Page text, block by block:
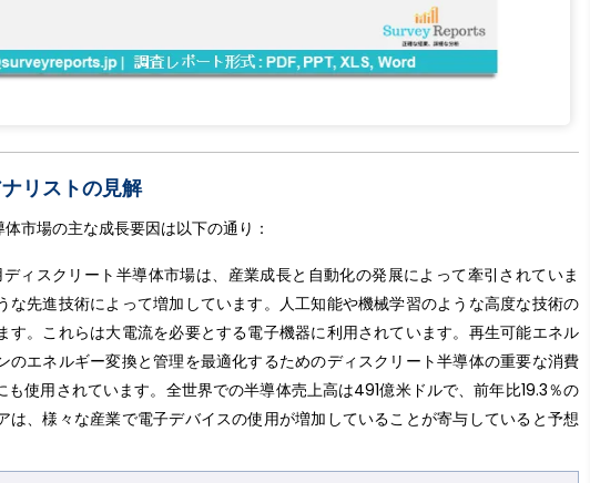
リストの見解
市場の主な成長要因は以下の通り：
ィスクリート半導体市場は、産業成長と自動化の発展によって牽引されていま
先進技術によって増加しています。人工知能や機械学習のような高度な技術の
。これらは大電流を必要とする電子機器に利用されています。再生可能エネル
エネルギー変換と管理を最適化するためのディスクリート半導体の重要な消費
使用されています。全世界での半導体売上高は491億米ドルで、前年比19.3％の
、様々な産業で電子デバイスの使用が増加していることが寄与していると予想